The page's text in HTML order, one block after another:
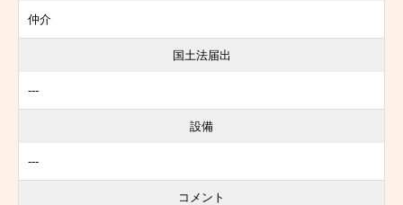
仲介
国土法届出
---
設備
---
コメント